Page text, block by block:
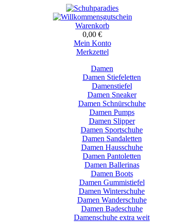
Warenkorb
0,00 €
Mein Konto
Merkzettel
Damen
Damen Stiefeletten
Damenstiefel
Damen Sneaker
Damen Schnürschuhe
Damen Pumps
Damen Slipper
Damen Sportschuhe
Damen Sandaletten
Damen Hausschuhe
Damen Pantoletten
Damen Ballerinas
Damen Boots
Damen Gummistiefel
Damen Winterschuhe
Damen Wanderschuhe
Damen Badeschuhe
Damenschuhe extra weit